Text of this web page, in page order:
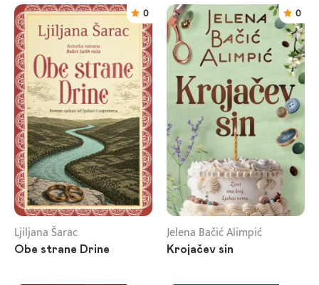
0
Ljiljana Šarac
Obe strane Drine
0
Jelena Bačić Alimpić
Krojačev sin